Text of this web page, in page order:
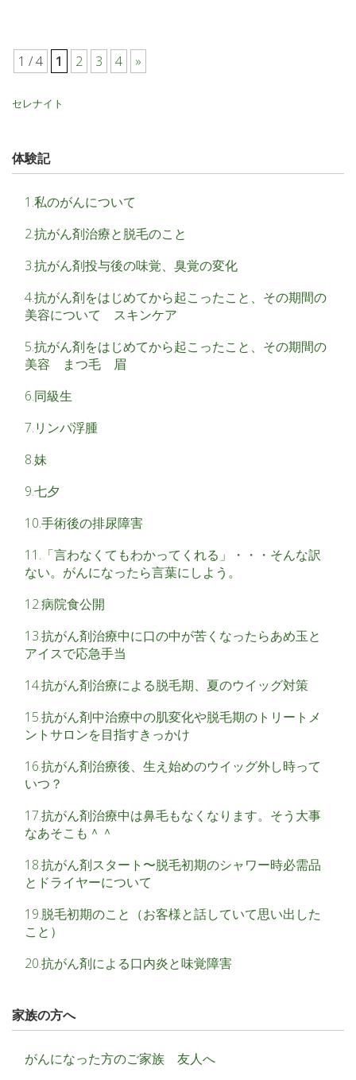
1 / 4 1 2 3 4 »
セレナイト
体験記
1.私のがんについて
2.抗がん剤治療と脱毛のこと
3.抗がん剤投与後の味覚、臭覚の変化
4.抗がん剤をはじめてから起こったこと、その期間の
美容について スキンケア
5.抗がん剤をはじめてから起こったこと、その期間の
美容 まつ毛 眉
6.同級生
7.リンパ浮腫
8.妹
9.七夕
10.手術後の排尿障害
11.「言わなくてもわかってくれる」・・・そんな訳
ない。がんになったら言葉にしよう。
12.病院食公開
13.抗がん剤治療中に口の中が苦くなったらあめ玉と
アイスで応急手当
14.抗がん剤治療による脱毛期、夏のウイッグ対策
15.抗がん剤中治療中の肌変化や脱毛期のトリートメ
ントサロンを目指すきっかけ
16.抗がん剤治療後、生え始めのウイッグ外し時って
いつ？
17.抗がん剤治療中は鼻毛もなくなります。そう大事
なあそこも＾＾
18.抗がん剤スタート〜脱毛初期のシャワー時必需品
とドライヤーについて
19.脱毛初期のこと（お客様と話していて思い出した
こと）
20.抗がん剤による口内炎と味覚障害
家族の方へ
がんになった方のご家族 友人へ